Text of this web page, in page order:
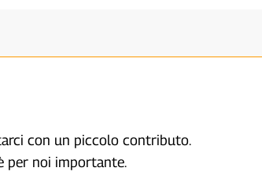
con un piccolo contributo.
per noi importante.